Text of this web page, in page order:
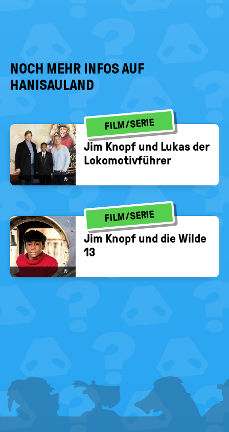
NOCH MEHR INFOS AUF
HANISAULAND
FILM/SERIE
©
Jim Knopf und Lukas der
Lo­ko­mo­tiv­füh­rer
FILM/SERIE
©
Jim Knopf und die Wilde
13
FOOTER
MENU